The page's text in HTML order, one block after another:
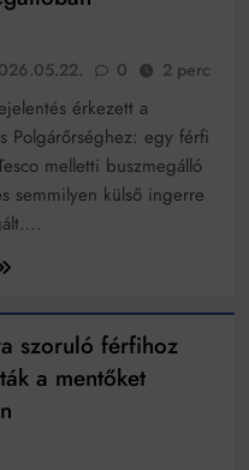
is
után az
a szerelem
te miért öltözöl
0 2 perc
érkezett a
Polgárőrséghez: egy férfi
melletti buszmegálló
semmilyen külső ingerre
szoruló férfihoz
a mentőket